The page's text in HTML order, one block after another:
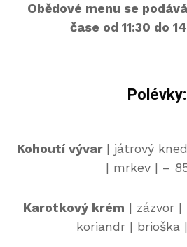
Obědové menu se
čase od 11:30 do
Polévky:
Kohoutí vývar | játrový
| mrkev | –
Karotkový krém | zázvor |
koriandr | brioška